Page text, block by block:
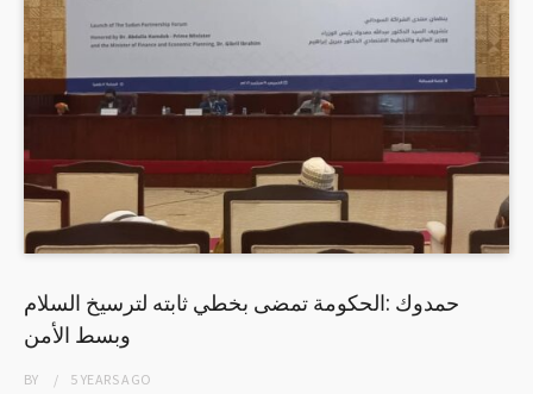
حمدوك :الحكومة تمضى بخطي ثابته لترسيخ السلام
وبسط الأمن
BY 5 YEARSAGO